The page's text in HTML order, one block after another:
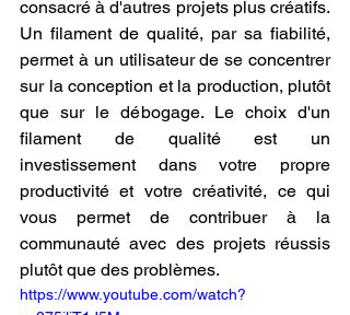
consacré à d'autres projets plus créatifs.
Un filament de qualité, par sa fiabilité,
permet à un utilisateur de se concentrer
sur la conception et la production, plutôt
que sur le débogage. Le choix d'un
filament de qualité est un
investissement dans votre propre
productivité et votre créativité, ce qui
vous permet de contribuer à la
communauté avec des projets réussis
plutôt que des problèmes.
https://www.youtube.com/watch?